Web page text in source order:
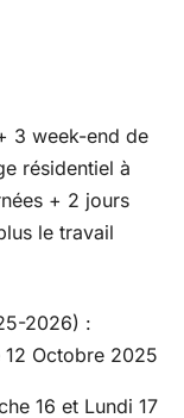
3 week-end de
résidentiel à
+ 2 jours
le travail
2026) :
12 Octobre 2025
16 et Lundi 17